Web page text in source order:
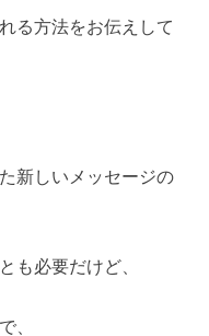
る方法をお伝えして
新しいメッセージの
も必要だけど、
、